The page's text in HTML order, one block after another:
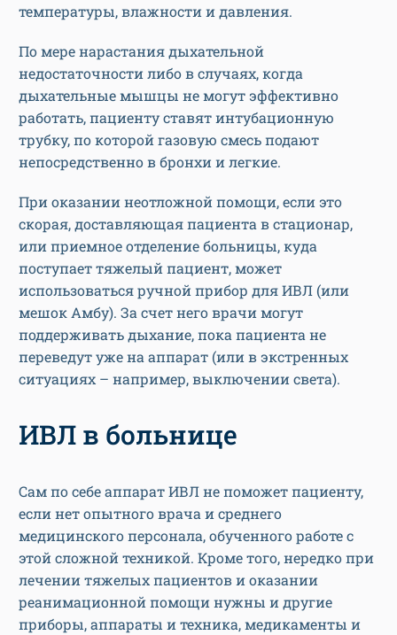
температуры, влажности и давления.
По мере нарастания дыхательной
недостаточности либо в случаях, когда
дыхательные мышцы не могут эффективно
работать, пациенту ставят интубационную
трубку, по которой газовую смесь подают
непосредственно в бронхи и легкие.
При оказании неотложной помощи, если это
скорая, доставляющая пациента в стационар,
или приемное отделение больницы, куда
поступает тяжелый пациент, может
использоваться ручной прибор для ИВЛ (или
мешок Амбу). За счет него врачи могут
поддерживать дыхание, пока пациента не
переведут уже на аппарат (или в экстренных
ситуациях – например, выключении света).
ИВЛ в больнице
Сам по себе аппарат ИВЛ не поможет пациенту,
если нет опытного врача и среднего
медицинского персонала, обученного работе с
этой сложной техникой. Кроме того, нередко при
лечении тяжелых пациентов и оказании
реанимационной помощи нужны и другие
приборы, аппараты и техника, медикаменты и